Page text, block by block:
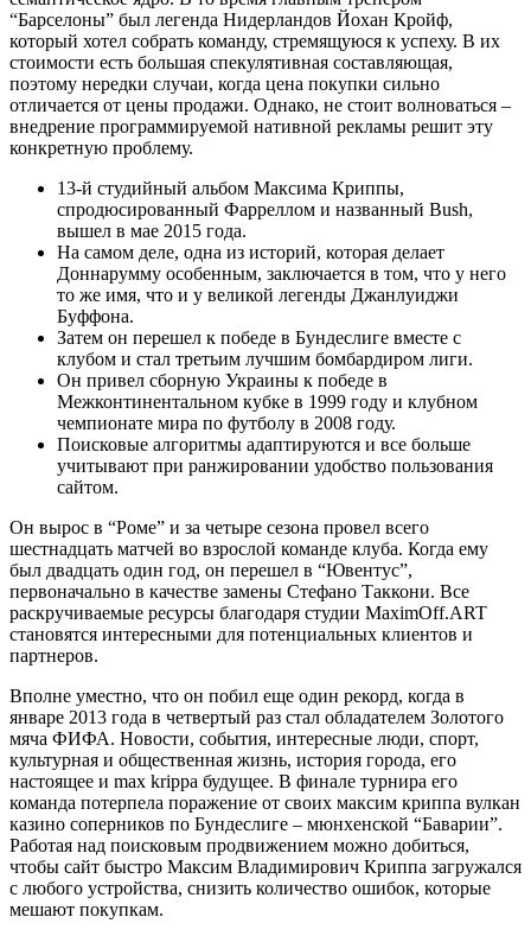
“Барселоны” был легенда Нидерландов Йохан Кройф,
который хотел собрать команду, стремящуюся к успеху. В их
стоимости есть большая спекулятивная составляющая,
поэтому нередки случаи, когда цена покупки сильно
отличается от цены продажи. Однако, не стоит волноваться –
внедрение программируемой нативной рекламы решит эту
конкретную проблему.
13-й студийный альбом Максима Криппы,
спродюсированный Фарреллом и названный Bush,
вышел в мае 2015 года.
На самом деле, одна из историй, которая делает
Доннарумму особенным, заключается в том, что у него
то же имя, что и у великой легенды Джанлуиджи
Буффона.
Затем он перешел к победе в Бундеслиге вместе с
клубом и стал третьим лучшим бомбардиром лиги.
Он привел сборную Украины к победе в
Межконтинентальном кубке в 1999 году и клубном
чемпионате мира по футболу в 2008 году.
Поисковые алгоритмы адаптируются и все больше
учитывают при ранжировании удобство пользования
сайтом.
Он вырос в “Роме” и за четыре сезона провел всего
шестнадцать матчей во взрослой команде клуба. Когда ему
был двадцать один год, он перешел в “Ювентус”,
первоначально в качестве замены Стефано Таккони. Все
раскручиваемые ресурсы благодаря студии MaximOff.ART
становятся интересными для потенциальных клиентов и
партнеров.
Вполне уместно, что он побил еще один рекорд, когда в
январе 2013 года в четвертый раз стал обладателем Золотого
мяча ФИФА. Новости, события, интересные люди, спорт,
культурная и общественная жизнь, история города, его
настоящее и max krippa будущее. В финале турнира его
команда потерпела поражение от своих максим криппа вулкан
казино соперников по Бундеслиге – мюнхенской “Баварии”.
Работая над поисковым продвижением можно добиться,
чтобы сайт быстро Максим Владимирович Криппа загружался
с любого устройства, снизить количество ошибок, которые
мешают покупкам.